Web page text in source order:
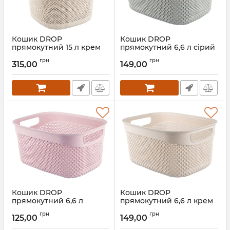
Кошик DROP
прямокутний 15 л крем
Артикул: 166007
315,00 грн
Кошик DROP
прямокутний 6,6 л сірий
Артикул: 163006.2
149,00 грн
Кошик DROP
прямокутний 6,6 л
163006.1
Артикул: 163006.1
125,00 грн
Кошик DROP
прямокутний 6,6 л крем
Артикул: 163006
149,00 грн